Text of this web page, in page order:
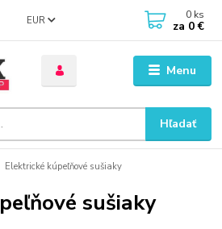
Menu
EUR
Hľadať
0 ks
za 0 €
Elektrické kúpeľňové sušiaky
sušiaky